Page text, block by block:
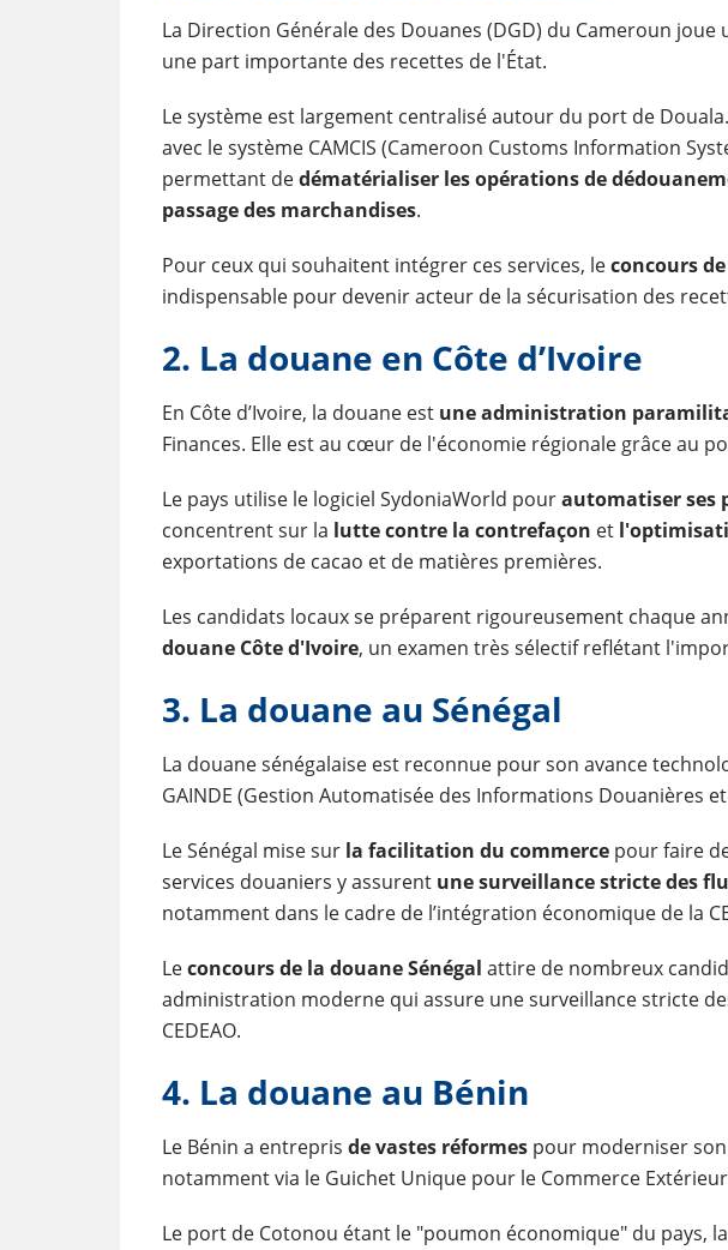
La Direction Générale des Douanes (DGD) du Cameroun
une part importante des recettes de l'État.
Le système est largement centralisé autour du port de
avec le système CAMCIS (Cameroon Customs Information
permettant dedématérialiser les opérations de
passage des marchandises.
Pour ceux qui souhaitent intégrer ces services, leconcours
indispensable pour devenir acteur de la sécurisation des
2. La douane en Côte d’Ivoire
En Côte d’Ivoire, la douane est une administration
Finances. Elle est au cœur de l'économie régionale grâce au
Le pays utilise le logiciel SydoniaWorld pourautomatiser ses
concentrent sur la lutte contre la contrefaçon et
exportations de cacao et de matières premières.
Les candidats locaux se préparent rigoureusement chaque
douane Côte d'Ivoire, un examen très sélectif reflétant
3. La douane au Sénégal
La douane sénégalaise est reconnue pour son avance
GAINDE (Gestion Automatisée des Informations Douanières
Le Sénégal mise sur la facilitation du commercepour faire
services douaniers y assurent une surveillance stricte des
notamment dans le cadre de l’intégration économique de la
Leconcours de la douane Sénégal attire de nombreux
administration moderne qui assure une surveillance stricte
CEDEAO.
4. La douane au Bénin
Le Bénin a entrepris de vastes réformespour moderniser
notamment via le Guichet Unique pour le Commerce Extérieur
Le port de Cotonou étant le "poumon économique" du pays,